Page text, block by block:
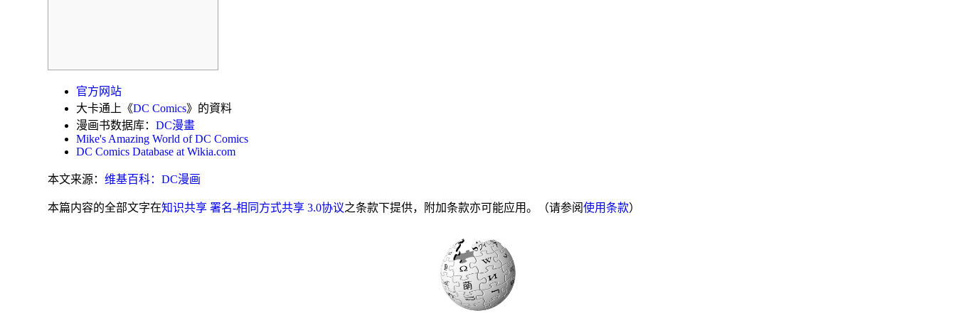
官方网站
大卡通 上《DC Comics》的資料
漫画书数据库：DC漫畫
Mike's Amazing World of DC Comics
DC Comics Database at Wikia.com
本文来源：维基百科：DC漫画
本篇内容的全部文字在知识共享 署名-相同方式共享 3.0协议之条款下提供，附加条款亦可能应用。（请参阅使用条款）